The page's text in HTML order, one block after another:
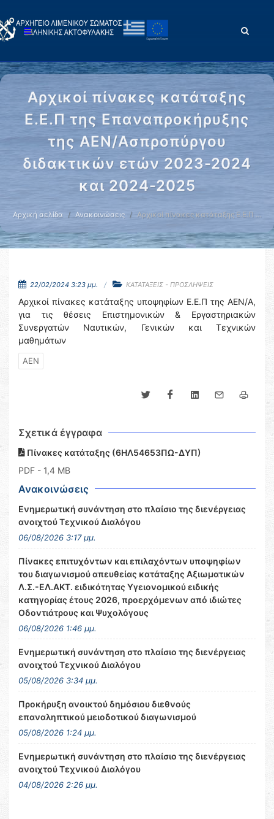
Αρχικοί πίνακες κατάταξης
Ε.Ε.Π της Επαναπροκήρυξης
της ΑΕΝ/Ασπροπύργου
διδακτικών ετών 2023-2024
και 2024-2025
Αρχική σελίδα Ανακοινώσεις Αρχικοί πίνακες κατάταξης Ε.Ε.Π …
22/02/2024 3:23 μμ. ΚΑΤΑΤΑΞΕΙΣ - ΠΡΟΣΛΗΨΕΙΣ
Αρχικοί πίνακες κατάταξης υποψηφίων Ε.Ε.Π της ΑΕΝ/Α,
για τις θέσεις Επιστημονικών & Εργαστηριακών
Συνεργατών Ναυτικών, Γενικών και Τεχνικών
μαθημάτων
ΑΕΝ
Σχετικά έγγραφα
Πίνακες κατάταξης (6ΗΛ54653ΠΩ-ΔΥΠ)
PDF - 1,4 MB
Ανακοινώσεις
Ενημερωτική συνάντηση στο πλαίσιο της διενέργειας
ανοιχτού Τεχνικού Διαλόγου
06/08/2026 3:17 μμ.
Πίνακες επιτυχόντων και επιλαχόντων υποψηφίων
του διαγωνισμού απευθείας κατάταξης Αξιωματικών
Λ.Σ.-ΕΛ.ΑΚΤ. ειδικότητας Υγειονομικού ειδικής
κατηγορίας έτους 2026, προερχόμενων από ιδιώτες
Οδοντιάτρους και Ψυχολόγους
06/08/2026 1:46 μμ.
Ενημερωτική συνάντηση στο πλαίσιο της διενέργειας
ανοιχτού Τεχνικού Διαλόγου
05/08/2026 3:34 μμ.
Προκήρυξη ανοικτού δημόσιου διεθνούς
επαναληπτικού μειοδοτικού διαγωνισμού
05/08/2026 1:24 μμ.
Ενημερωτική συνάντηση στο πλαίσιο της διενέργειας
ανοιχτού Τεχνικού Διαλόγου
04/08/2026 2:26 μμ.